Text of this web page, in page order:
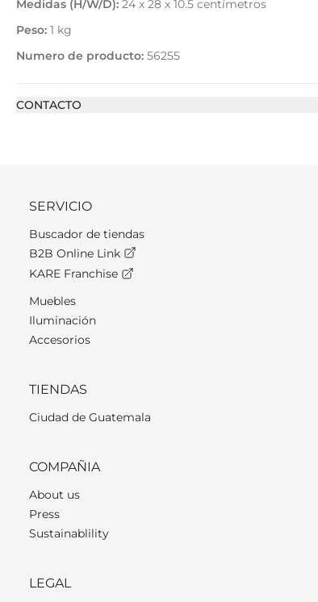
Medidas (H/W/D): 24 x 28 x 10.5 centímetros
Peso: 1 kg
Numero de producto: 56255
CONTACTO
SERVICIO
Buscador de tiendas
B2B Online Link
KARE Franchise
Muebles
Iluminación
Accesorios
TIENDAS
Ciudad de Guatemala
COMPAÑIA
About us
Press
Sustainablility
LEGAL